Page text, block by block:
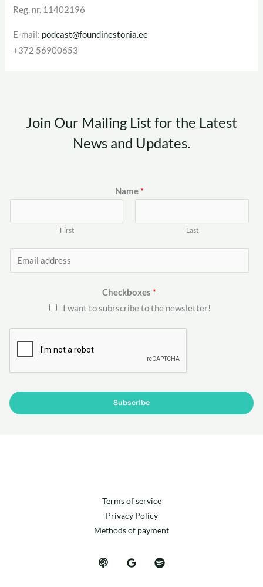
Reg. nr. 11402196
E-mail: podcast@foundinestonia.ee
+372 56900653
Join Our Mailing List for the Latest
News and Updates.
Name *
First Last
m
Checkboxes *
I want to subrscribe to the newsletter!
Subscribe
Terms of service
Privacy Policy
Methods of payment